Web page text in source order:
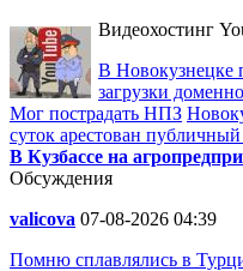
Видеохостинг
В Новокузнецке
загрузки
Мог пострадать НПЗ
суток арестован
В Кузбассе на
Обсуждения
valicova 07-08-2026 04:39
Помню сплавлялись в